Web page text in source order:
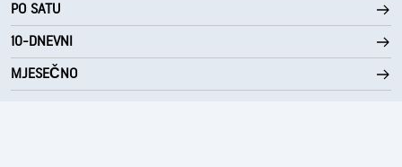
PO SATU
10-DNEVNI
MJESEČNO